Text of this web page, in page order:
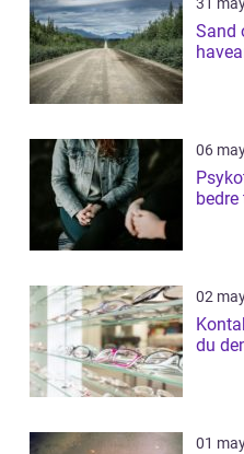
Sand
06
02
du
01